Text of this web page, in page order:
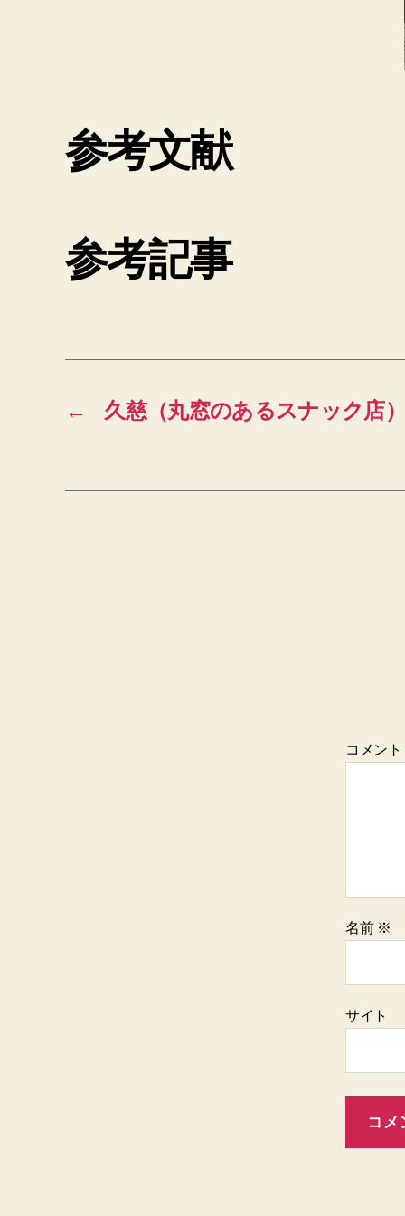
参考文献
参考記事
← 久慈（丸窓のあるスナック店
コメント
名前 ※
サイト